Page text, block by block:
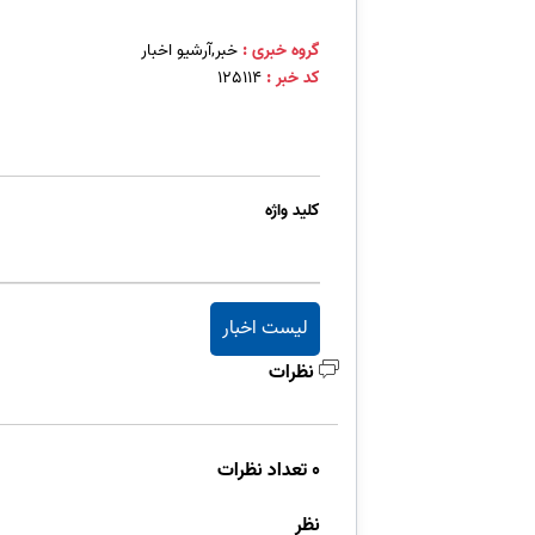
گروه خبری :خبر,آرشیو اخبار
کد خبر :125114
کلید واژه
لیست اخبار
نظرات
0 تعداد نظرات
نظر